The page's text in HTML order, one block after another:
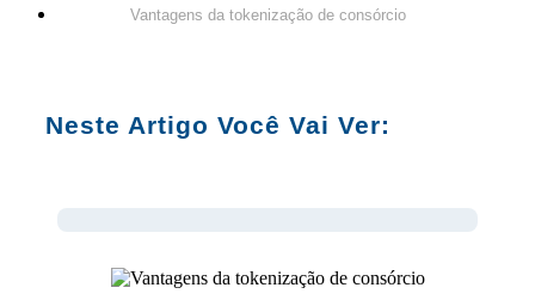
Vantagens da tokenização de consórcio
Neste Artigo Você Vai Ver: